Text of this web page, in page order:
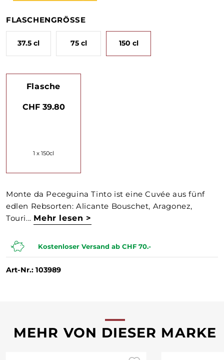
FLASCHENGRÖSSE
150 cl
75 cl
37.5 cl
Flasche
CHF 39.80
1 x 150cl
Monte da Peceguina Tinto ist eine Cuvée aus fünf
edlen Rebsorten: Alicante Bouschet, Aragonez,
Touri... Mehr lesen >
Kostenloser Versand ab CHF 70.-
Art-Nr.: 103989
MEHR VON DIESER MARKE